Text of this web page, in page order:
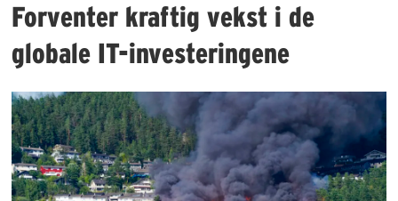
Forventer kraftig vekst i de
globale IT-investeringene